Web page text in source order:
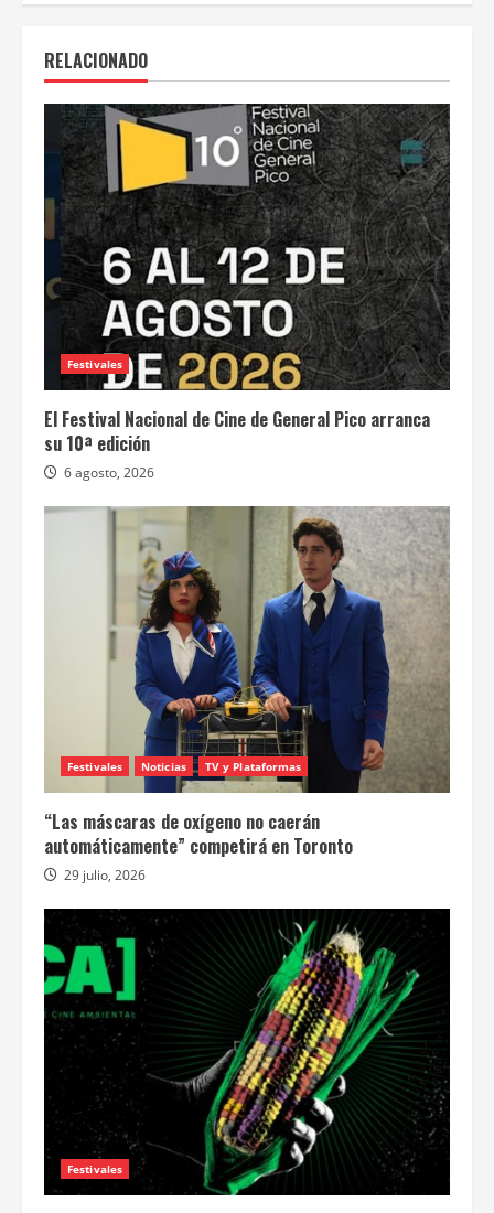
RELACIONADO
Festivales
El Festival Nacional de Cine de General Pico arranca
su 10ª edición
6 agosto, 2026
Festivales Noticias TV y Plataformas
“Las máscaras de oxígeno no caerán
automáticamente” competirá en Toronto
29 julio, 2026
Festivales